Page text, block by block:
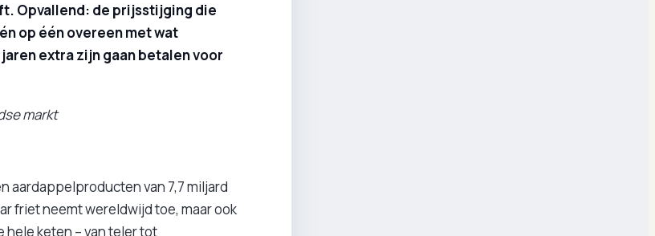
Opvallend: de prijsstijging die
op één overeen met wat
extra zijn gaan betalen voor
markt
aardappelproducten van 7,7 miljard
friet neemt wereldwijd toe, maar ook
hele keten – van teler tot